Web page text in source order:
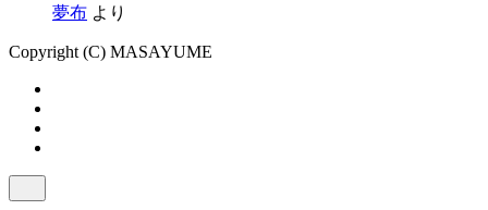
夢布 より
Copyright (C) MASAYUME